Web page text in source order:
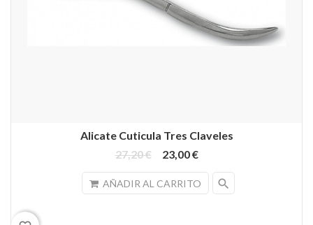
Alicate Cuticula Tres Claveles
27,20 €
23,00 €
AÑADIR AL CARRITO search